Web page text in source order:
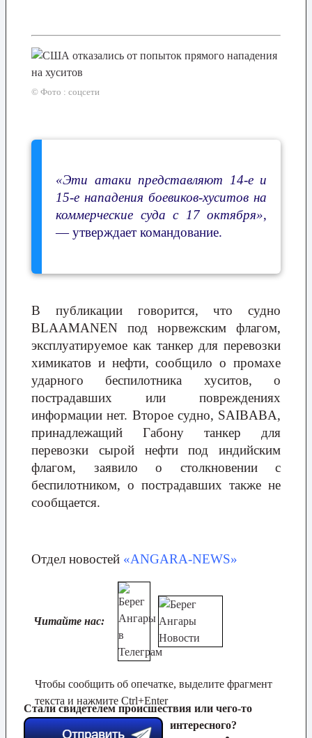
© Фото : соцсети
«Эти атаки представляют 14-е и
15-е нападения боевиков-хуситов на
коммерческие суда с 17 октября»,
— утверждает командование.
В публикации говорится, что судно
BLAAMANEN под норвежским флагом,
эксплуатируемое как танкер для перевозки
химикатов и нефти, сообщило о промахе
ударного беспилотника хуситов, о
пострадавших или повреждениях
информации нет. Второе судно, SAIBABA,
принадлежащий Габону танкер для
перевозки сырой нефти под индийским
флагом, заявило о столкновении с
беспилотником, о пострадавших также не
сообщается.
Отдел новостей «ANGARA-NEWS»
Читайте нас:
Стали свидетелем происшествия или чего-то
интересного?
Чтобы сообщить об опечатке, выделите фрагмент
текста и нажмите Ctrl+Enter